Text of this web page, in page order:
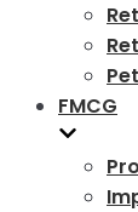
FMCG